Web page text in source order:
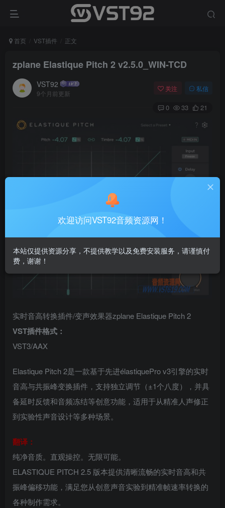
首页 VST插件 正文
zplane Elastique Pitch 2 v2.5.0_WIN-TCD
VST92
9个月前更新
关注 私信
0 33 21
实时音高转换插件/变声效果器zplane Elastique Pitch 2
VST插件格式：
VST3/AAX
Elastique Pitch 2是一款基于先进élastiquePro v3引擎的实时
音高与共振峰变换插件，支持独立调节（±1个八度），并具
备延时反馈和音频冻结等创意功能，适用于从精准人声修正
到实验性声音设计等多种场景。
翻译：
纯净音质。直观操控。无限可能。
ELASTIQUE PITCH 2.5 版本提供清晰流畅的实时音高和共
振峰偏移功能，满足您从创意声音实验到精准帧速率转换的
各种制作需求。
欢迎访问VST92音频资源网！
本站仅提供资源分享，不提供教学以及免费安装服务，请谨慎付
费，谢谢！